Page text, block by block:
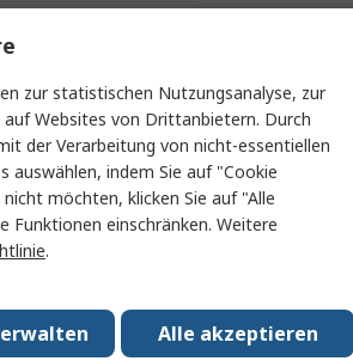
zur statistischen Nutzungsanalyse, zur
auf Websites von Drittanbietern. Durch
der Verarbeitung von nicht-essentiellen
auswählen, indem Sie auf "Cookie
möchten, klicken Sie auf "Alle
Funktionen einschränken. Weitere
.
Alle akzeptieren